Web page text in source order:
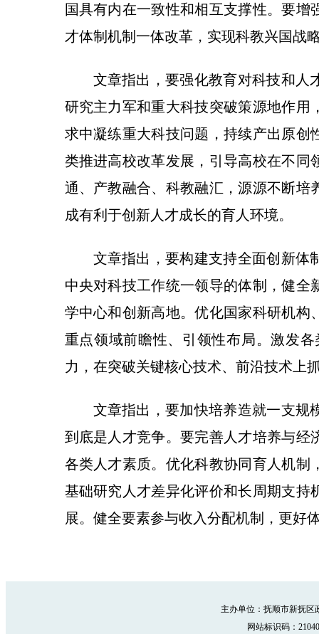
国具有内在一致性和相互支撑性。要
才体制机制一体改革，实现科教兴国战
文章指出，要强化教育对科技和人
研究主力军和重大科技突破策源地作
求中凝练重大科技问题，持续产出原
类推进高校改革发展，引导高校在不
通、产教融合、科教融汇，源源不断
成有利于创新人才成长的育人环境。
文章指出，要构建支持全面创新体
中央对科技工作统一领导的体制，健
学中心和创新高地。优化国家科研机
重点领域前瞻性、引领性布局。激发
力，在突破关键核心技术、前沿技术上
文章指出，要加快培养造就一支规
到底是人才竞争。要完善人才培养与
各类人才素质。优化科教协同育人机
基础研究人才差异化评价和长周期支
展。健全要素参与收入分配机制，更好
主办单位：抚顺市新抚
网站标识码：